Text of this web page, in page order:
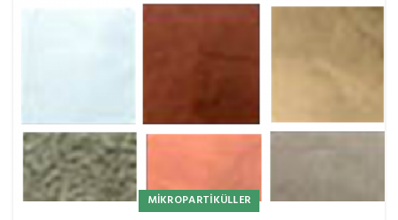
MIKROPARTIKÜLLER